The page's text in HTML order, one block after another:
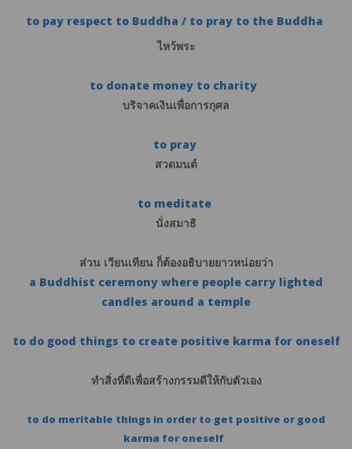
to pay respect to Buddha / to pray to the Buddha
ไหว้พระ
to donate money to charity
บริจาคเงินเพื่อการกุศล
to pray
สวดมนต์
to meditate
นั่งสมาธิ
ส่วน เวียนเทียน ก็ต้องอธิบายยาวหน่อยว่า
a Buddhist ceremony where people carry lighted
candles around a temple
to do good things to create positive karma for oneself
ทำสิ่งที่ดีเพื่อสร้างกรรมดีให้กับตัวเอง
to do meritable things in order to get positive or good
karma for oneself